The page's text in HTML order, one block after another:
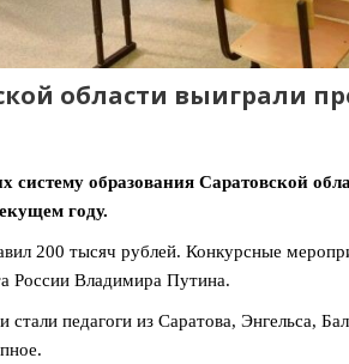
области выиграли
систему образования Саратовской
году.
200 тысяч рублей. Конкурсные
России Владимира Путина.
стали педагоги из Саратова, Энгельса,